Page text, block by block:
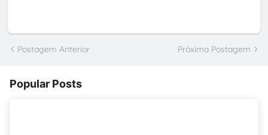
Postagem Anterior Próxima Postagem
Popular Posts